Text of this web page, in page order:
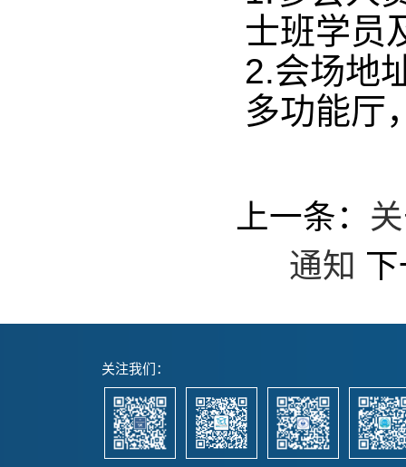
士班学员
2.会场地
多功能厅
上一条：
通知
关注我们：